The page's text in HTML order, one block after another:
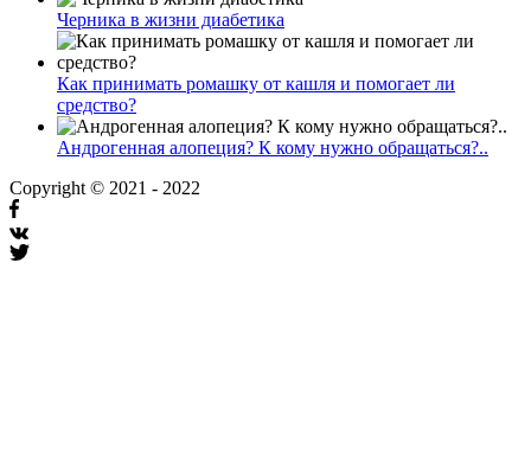
Черника в жизни диабетика
Как принимать ромашку от кашля и помогает ли
средство?
Андрогенная алопеция? К кому нужно обращаться?..
Copyright © 2021 - 2022